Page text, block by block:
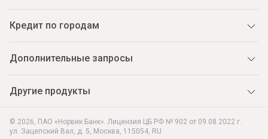
© 2026, ПАО «Норвик Банк». Лицензия ЦБ РФ № 902 от 09.08.2022 г.
ул. Зацепский Вал, д. 5, Москва, 115054, RU
Кредит по городам
Дополнительные запросы
Другие продукты